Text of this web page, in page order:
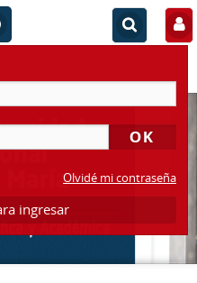
Olvidé mi contraseña
ingresar